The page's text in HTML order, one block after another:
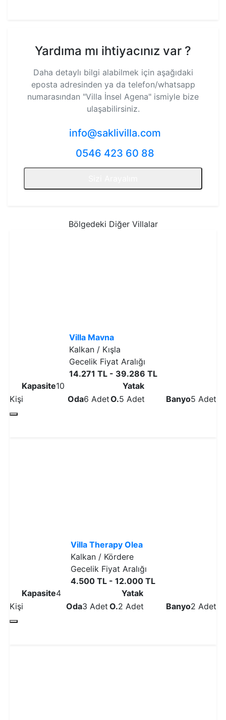
Yardıma mı ihtiyacınız var ?
Daha detaylı bilgi alabilmek için aşağıdaki
eposta adresinden ya da telefon/whatsapp
numarasından "Villa İnsel Agena" ismiyle bize
ulaşabilirsiniz.
info@saklivilla.com
0546 423 60 88
Bölgedeki Diğer Villalar
Villa Mavna
Kalkan / Kışla
Gecelik Fiyat Aralığı
14.271 TL - 39.286 TL
Kapasite10
Kişi
Oda6 Adet
Yatak
O.5 Adet Banyo5 Adet
Villa Therapy Olea
Kalkan / Kördere
Gecelik Fiyat Aralığı
4.500 TL - 12.000 TL
Kapasite4
Kişi
Oda3 Adet
Yatak
O.2 Adet Banyo2 Adet